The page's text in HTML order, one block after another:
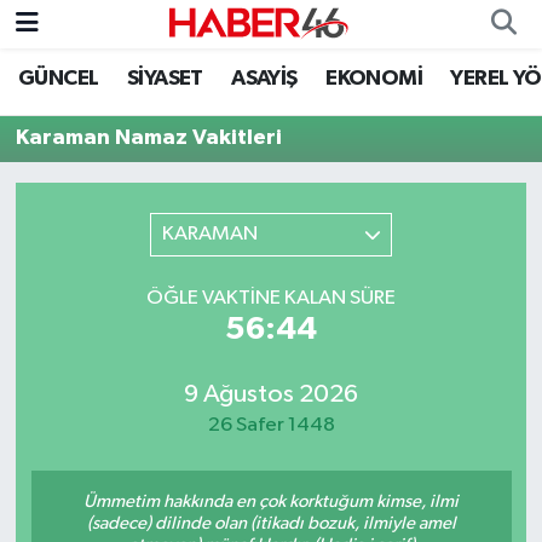
GÜNCEL SİYASET ASAYİŞ EKONOMİ YEREL
Karaman Namaz Vakitleri
KARAMAN
ÖĞLE VAKTINE KALAN SÜRE
56:44
9 Ağustos 2026
26 Safer 1448
Ümmetim hakkında en çok korktuğum kimse, ilmi
(sadece) dilinde olan (itikadı bozuk, ilmiyle amel
GÜNCEL
EKONOMİ
EĞİTİM
Nöbetçi Eczaneler
Kahramanmaraş Namaz Vakitleri
Süper Lig Puan Durumu ve Fikstür
Tüm Manşetler
Haber Arşivi